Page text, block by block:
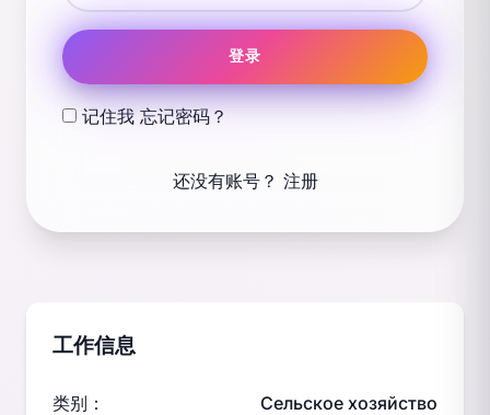
登录
记住我 忘记密码？
还没有账号？ 注册
工作信息
类别： Сельское хозяйство